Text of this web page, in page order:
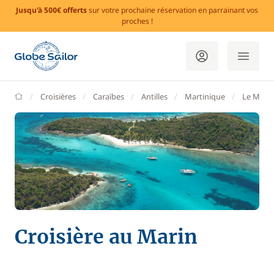
Jusqu'à 500€ offertssur votre prochaine réservation en parrainant vos
proches !
GlobeSailor
Croisières Caraïbes Antilles Martinique Le Marin
Croisière au Marin